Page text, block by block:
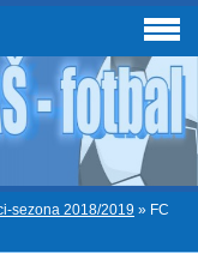
sezona 2018/2019 » FC